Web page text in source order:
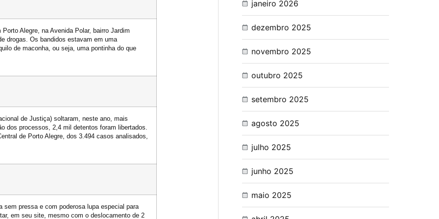
Alegre, na Avenida Polar, bairro Jardim
drogas. Os bandidos estavam em uma
de maconha, ou seja, uma pontinha do que
de Justiça) soltaram, neste ano, mais
dos processos, 2,4 mil detentos foram libertados.
de Porto Alegre, dos 3.494 casos analisados,
sem pressa e com poderosa lupa especial para
em seu site, mesmo com o deslocamento de 2
janeiro 2026
dezembro 2025
novembro 2025
outubro 2025
setembro 2025
agosto 2025
julho 2025
junho 2025
maio 2025